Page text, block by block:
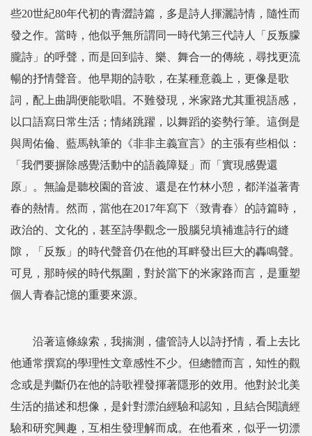
些20世紀80年代初的青澀詩篇，多是詩人揮灑詩情，隨性而
發之作。當時，他似乎無所謂同一時代第三代詩人「反叛朦
朧詩」的呼聲，而是回到詩、樂、舞合一的傳統，尋找更流
暢的抒情聲音。他早期的詩歌，在某種意義上，更像是歌
詞，配上曲調便能歌唱。不難發現，米家路尤其重視語感，
以口語寫日常生活；情緒跳躍，以舞蹈的姿勢行筆。這倒是
與周佑倫、藍馬執筆的《非非主義宣言》的主張有些相似：
「我們要摒除感覺活動中的語義障疑」而「實現感覺還
原」。無論是聽校園的音波、還是在竹林小憩，都洋溢著青
春的熱情。然而，當他在2017年寫下〈致青春〉的詩篇時，
政治的、文化的，甚至詩學觀念一股腦兒填補進詩行的縫
隙，「反叛」的時代聲音仍在他的耳畔發出巨大的轟鳴聲。
可見，那時候的時代氛圍，對於當下的米家路而言，是重塑
個人青春記憶的重要來源。
沿著這條線索，我揣測，儘管詩人以詩抒情，看上去比
他通常撰寫的學理性文章感性不少。但總體而言，知性的觀
念或是判斷仍在他的詩歌裡發揮著隱形的效用。他對於北美
生活的描述和想像，是針對漂泊經驗和認知，且結合閱讀經
驗和研究興趣，互相生發理解而成。在他看來，似乎一切漂